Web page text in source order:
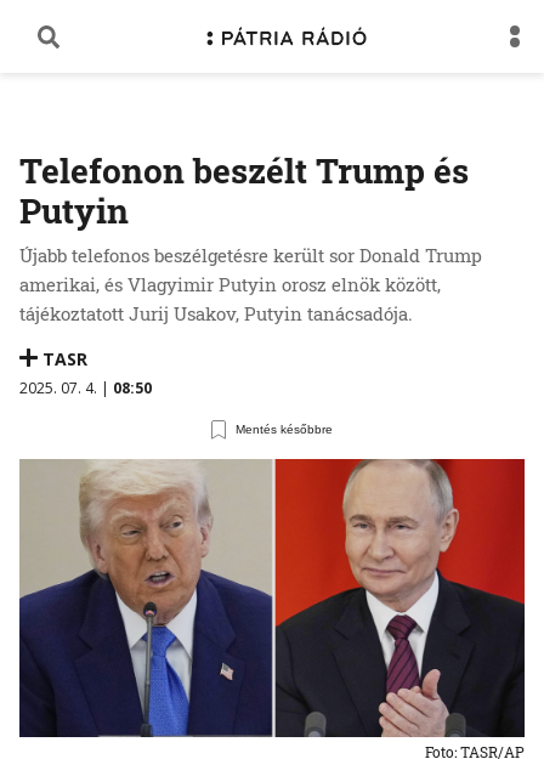
Telefonon beszélt Trump és
Putyin
Újabb telefonos beszélgetésre került sor Donald Trump
amerikai, és Vlagyimir Putyin orosz elnök között,
tájékoztatott Jurij Usakov, Putyin tanácsadója.
TASR
2025. 07. 4. | 08:50
Mentés későbbre
Foto: TASR/AP